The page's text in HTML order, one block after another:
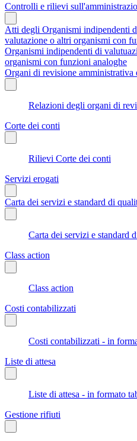
Controlli e rilievi
Atti degli Organismi indipendenti
valutazione o altri organismi con
Organismi indipendenti di
organismi con funzioni analoghe
Organi di revisione amministrativa
Relazioni degli organi di
Corte dei conti
Rilievi Corte dei conti
Servizi erogati
Carta dei servizi e standard di
Carta dei servizi e standard
Class action
Class action
Costi contabilizzati
Costi contabilizzati - in
Liste di attesa
Liste di attesa - in formato
Gestione rifiuti